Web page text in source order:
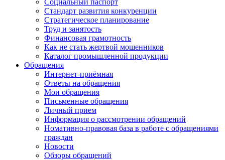
Социальный паспорт
Стандарт развития конкуренции
Стратегическое планирование
Труд и занятость
Финансовая грамотность
Как не стать жертвой мошенников
Каталог промышленной продукции
Обращения
Интернет-приёмная
Ответы на обращения
Мои обращения
Письменные обращения
Личный прием
Информация о рассмотрении обращений
Номативно-правовая база в работе с обращениями
граждан
Новости
Обзоры обращений